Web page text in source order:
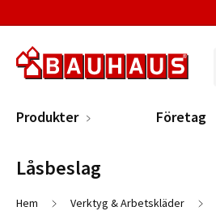
Produkter Företag
Låsbeslag
Hem Verktyg & Arbetskläder